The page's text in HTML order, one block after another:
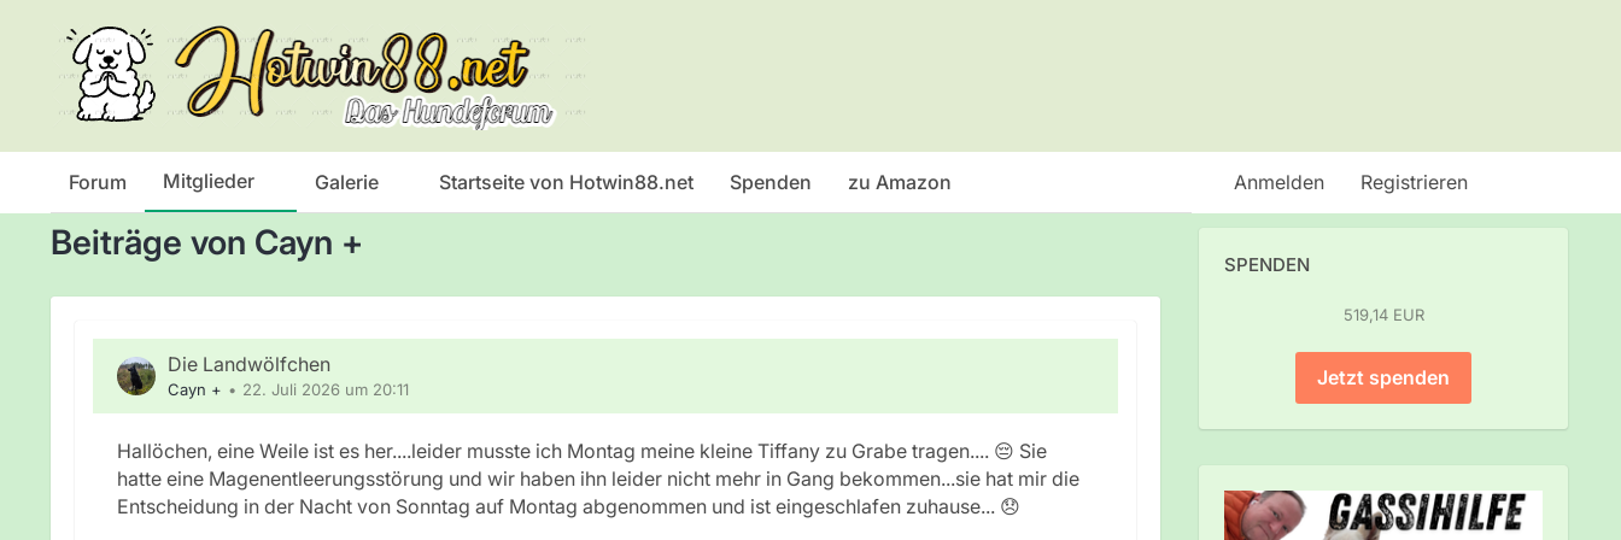
Forum Mitglieder Galerie Startseite von Hotwin88.net Spenden zu Amazon Anmelden Registrieren
Beiträge von Cayn +
Die Landwölfchen
Cayn + 22. Juli 2026 um 20:11
Hallöchen, eine Weile ist es her....leider musste ich Montag meine kleine Tiffany zu Grabe tragen.... 😔 Sie
hatte eine Magenentleerungsstörung und wir haben ihn leider nicht mehr in Gang bekommen...sie hat mir die
Entscheidung in der Nacht von Sonntag auf Montag abgenommen und ist eingeschlafen zuhause... 😞
SPENDEN
519,14 EUR
Jetzt spenden